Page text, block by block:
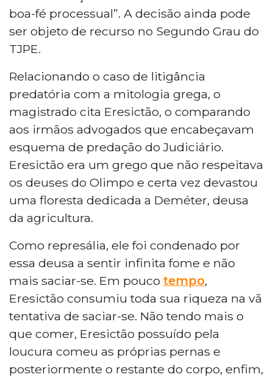
boa-fé processual”. A decisão ainda pode
ser objeto de recurso no Segundo Grau do
TJPE.
Relacionando o caso de litigância
predatória com a mitologia grega, o
magistrado cita Eresictão, o comparando
aos irmãos advogados que encabeçavam
esquema de predação do Judiciário.
Eresictão era um grego que não respeitava
os deuses do Olimpo e certa vez devastou
uma floresta dedicada a Deméter, deusa
da agricultura.
Como represália, ele foi condenado por
essa deusa a sentir infinita fome e não
mais saciar-se. Em pouco tempo,
Eresictão consumiu toda sua riqueza na vã
tentativa de saciar-se. Não tendo mais o
que comer, Eresictão possuído pela
loucura comeu as próprias pernas e
posteriormente o restante do corpo, enfim,